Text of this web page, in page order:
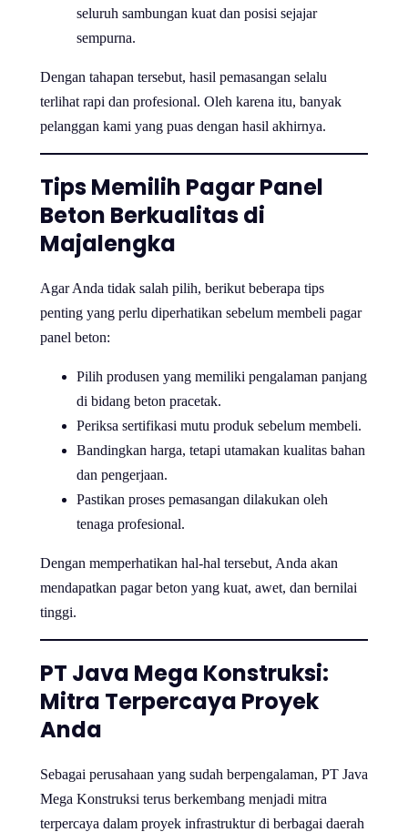
seluruh sambungan kuat dan posisi sejajar
sempurna.
Dengan tahapan tersebut, hasil pemasangan selalu
terlihat rapi dan profesional. Oleh karena itu, banyak
pelanggan kami yang puas dengan hasil akhirnya.
Tips Memilih Pagar Panel
Beton Berkualitas di
Majalengka
Agar Anda tidak salah pilih, berikut beberapa tips
penting yang perlu diperhatikan sebelum membeli pagar
panel beton:
Pilih produsen yang memiliki pengalaman panjang
di bidang beton pracetak.
Periksa sertifikasi mutu produk sebelum membeli.
Bandingkan harga, tetapi utamakan kualitas bahan
dan pengerjaan.
Pastikan proses pemasangan dilakukan oleh
tenaga profesional.
Dengan memperhatikan hal-hal tersebut, Anda akan
mendapatkan pagar beton yang kuat, awet, dan bernilai
tinggi.
PT Java Mega Konstruksi:
Mitra Terpercaya Proyek
Anda
Sebagai perusahaan yang sudah berpengalaman, PT Java
Mega Konstruksi terus berkembang menjadi mitra
terpercaya dalam proyek infrastruktur di berbagai daerah